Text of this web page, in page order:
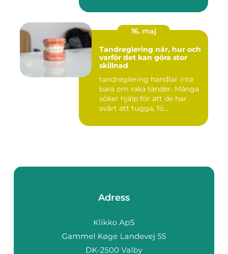
16. maj
Tandreglering när, hur och
varför det kan göra stor
skillnad
tandreglering handlar inte
bara om raka tänder. Många
söker hjälp för att de har
svårt att tugga, fö...
Adress